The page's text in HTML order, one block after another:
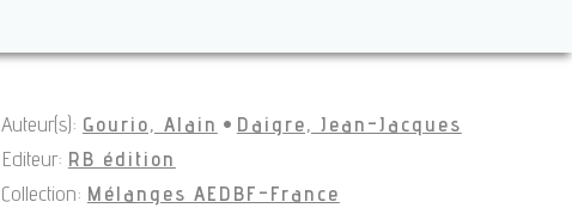
Auteur(s): Gourio, Alain • Daigre, Jean-Jacques
Editeur: RB édition
Collection: Mélanges AEDBF-France